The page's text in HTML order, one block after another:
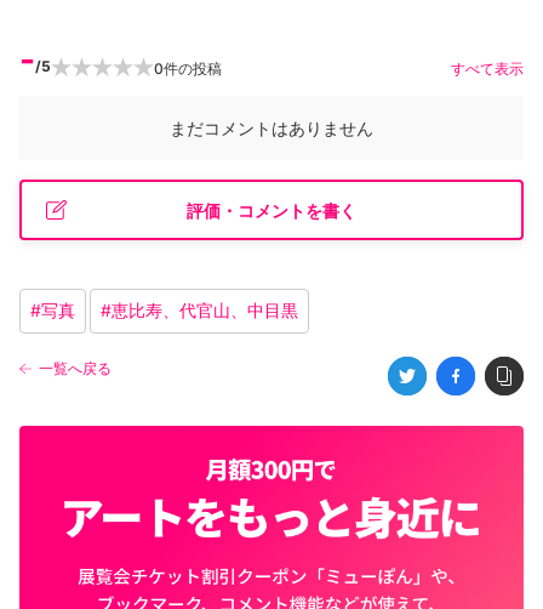
-/5 0件の投稿 すべて表示
まだコメントはありません
評価・コメントを書く
#写真 #恵比寿、代官山、中目黒
一覧へ戻る